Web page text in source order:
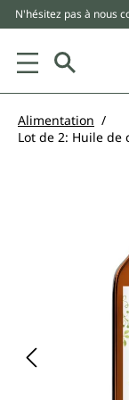
principal
N'hésitez pas à nous
Alimentation
Ignorer la